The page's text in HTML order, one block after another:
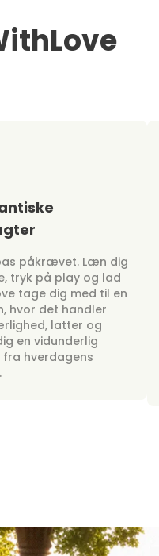
påkrævet. Læn dig
tryk på play og lad
tage dig med til en
hvor det handler
latter og
en vidunderlig
fra hverdagens